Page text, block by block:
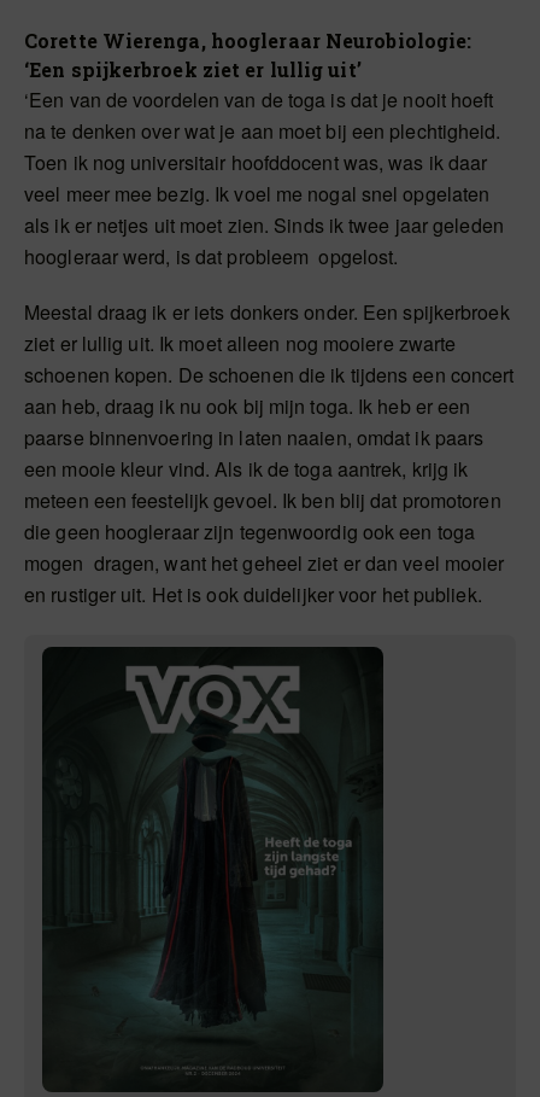
Corette Wierenga, hoogleraar Neurobiologie:
‘Een spijkerbroek ziet er lullig uit’
‘Een van de voordelen van de toga is dat je nooit hoeft
na te denken over wat je aan moet bij een plechtigheid.
Toen ik nog universitair hoofddocent was, was ik daar
veel meer mee bezig. Ik voel me nogal snel opgelaten
als ik er netjes uit moet zien. Sinds ik twee jaar geleden
hoogleraar werd, is dat probleem ­ opgelost.
Meestal draag ik er iets donkers onder. Een spijkerbroek
ziet er lullig uit. Ik moet alleen nog mooiere zwarte
schoenen kopen. De schoenen die ik tijdens een concert
aan heb, draag ik nu ook bij mijn toga. Ik heb er een
paarse binnenvoering in laten naaien, omdat ik paars
een mooie kleur vind. Als ik de toga aantrek, krijg ik
meteen een feestelijk gevoel. Ik ben blij dat promotoren
die geen hoogleraar zijn tegenwoordig ook een toga
mogen ­ dragen, want het geheel ziet er dan veel mooier
en rustiger uit. Het is ook duidelijker voor het publiek.